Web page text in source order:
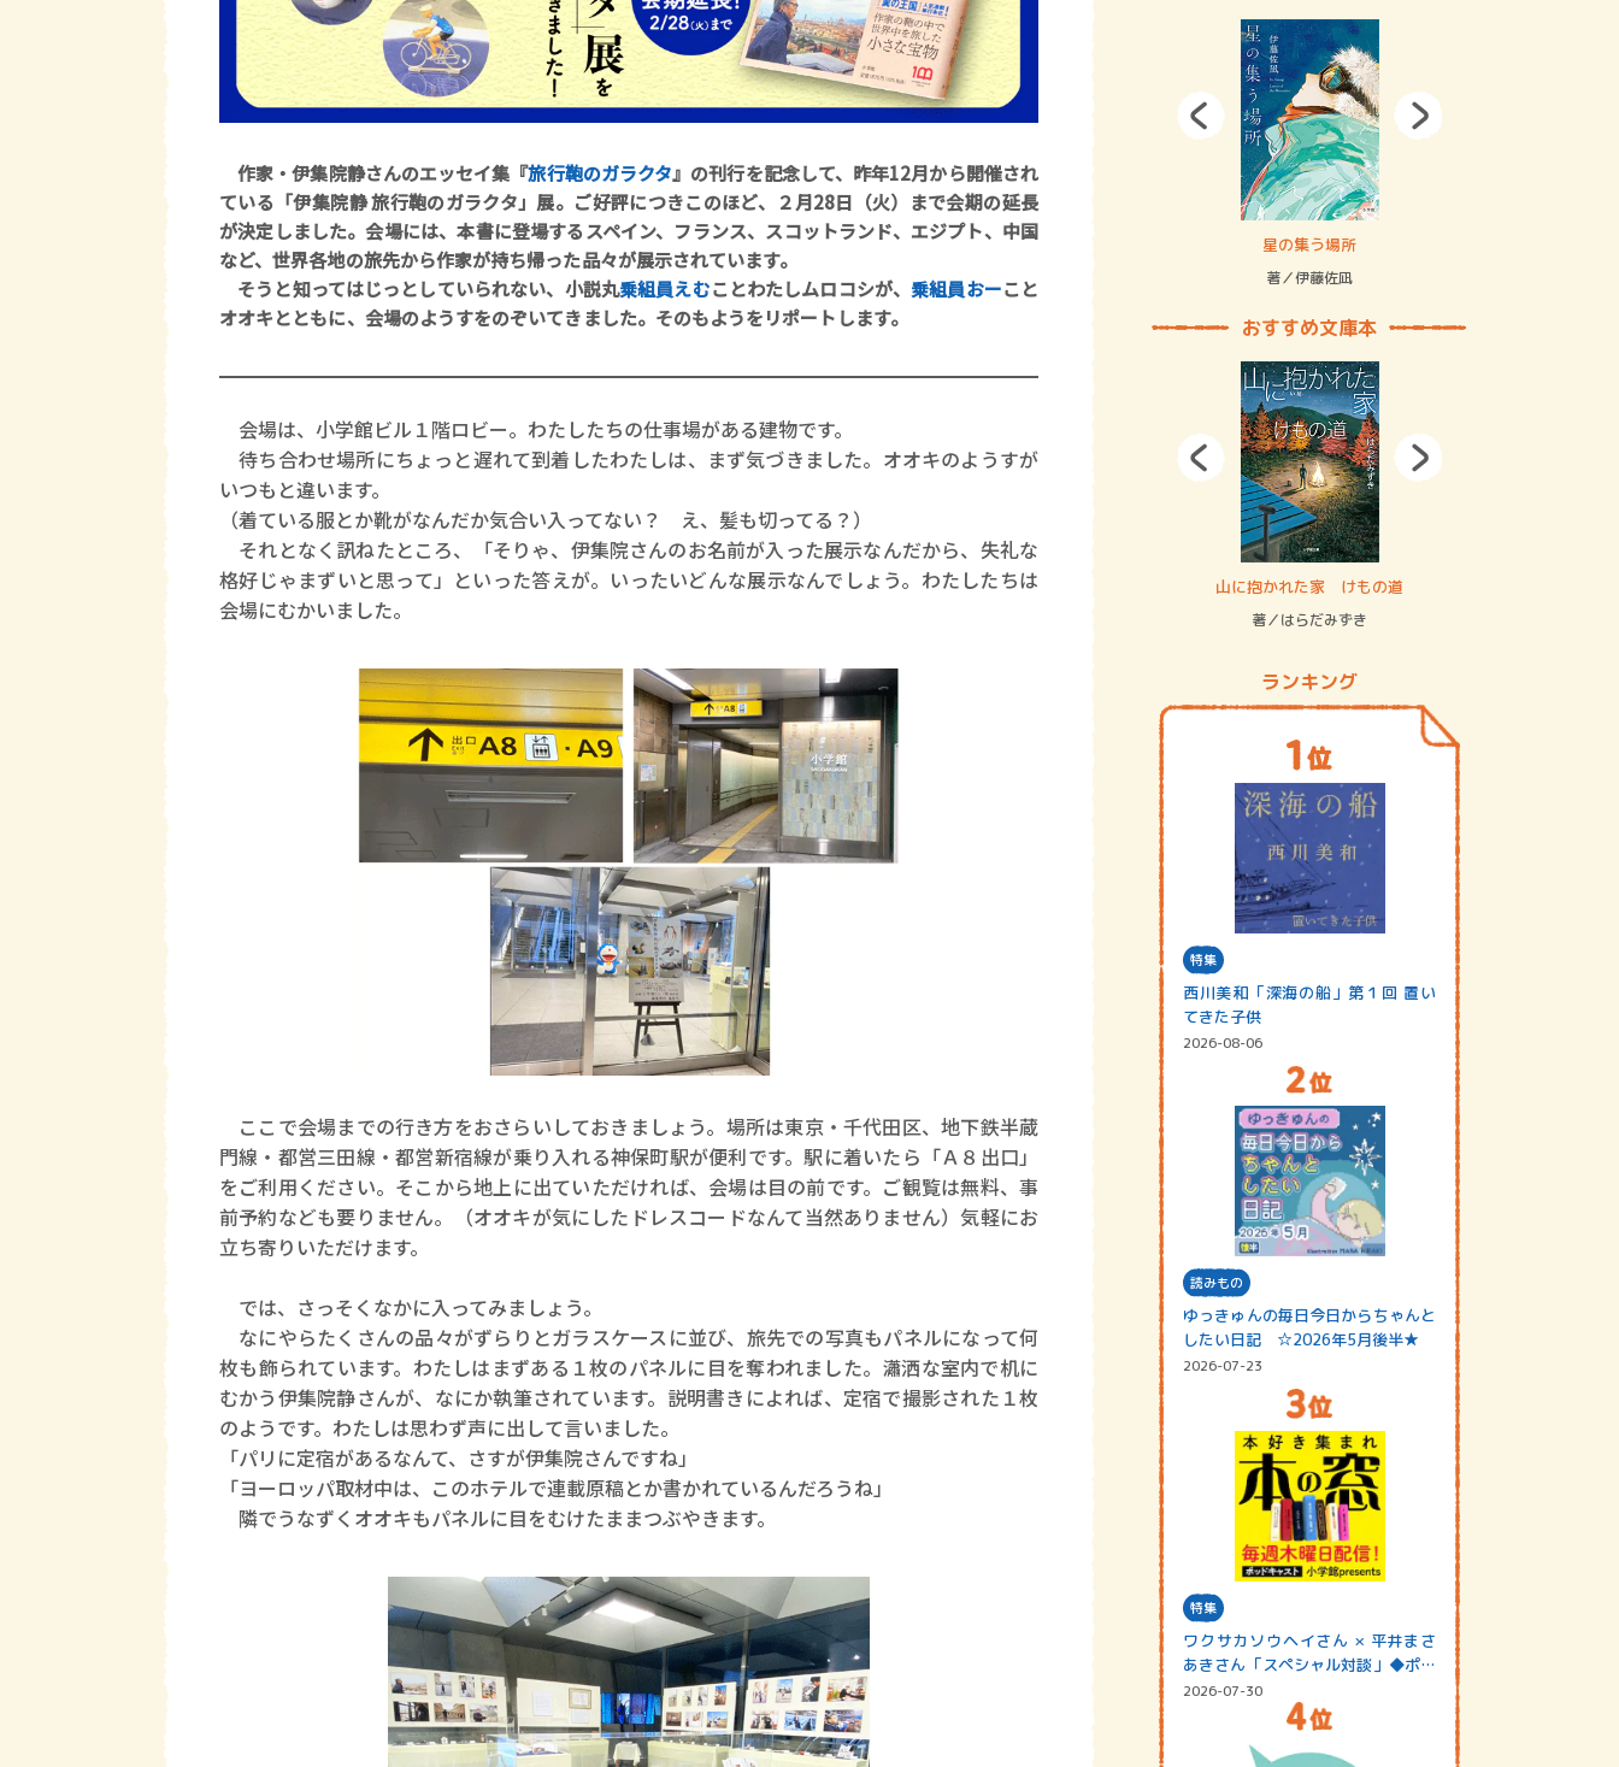
作家・伊集院静さんのエッセイ集『旅行鞄のガラクタ』の刊行を記念して、昨年12月から開催され
ている「伊集院静 旅行鞄のガラクタ」展。ご好評につきこのほど、２月28日（火）まで会期の延長
が決定しました。会場には、本書に登場するスペイン、フランス、スコットランド、エジプト、中国
など、世界各地の旅先から作家が持ち帰った品々が展示されています。
そうと知ってはじっとしていられない、小説丸乗組員えむことわたしムロコシが、 乗組員おーこと
オオキとともに、会場のようすをのぞいてきました。そのもようをリポートします。
会場は、小学館ビル１階ロビー。わたしたちの仕事場がある建物です。
待ち合わせ場所にちょっと遅れて到着したわたしは、まず気づきました。オオキのようすが
いつもと違います。
（着ている服とか靴がなんだか気合い入ってない？ え、髪も切ってる？）
それとなく訊ねたところ、「そりゃ、伊集院さんのお名前が入った展示なんだから、失礼な
格好じゃまずいと思って」といった答えが。いったいどんな展示なんでしょう。わたしたちは
会場にむかいました。
ここで会場までの行き方をおさらいしておきましょう。場所は東京・千代田区、地下鉄半蔵
門線・都営三田線・都営新宿線が乗り入れる神保町駅が便利です。駅に着いたら「Ａ８出口」
をご利用ください。そこから地上に出ていただければ、会場は目の前です。ご観覧は無料、事
前予約なども要りません。（オオキが気にしたドレスコードなんて当然ありません）気軽にお
立ち寄りいただけます。
では、さっそくなかに入ってみましょう。
なにやらたくさんの品々がずらりとガラスケースに並び、旅先での写真もパネルになって何
枚も飾られています。わたしはまずある１枚のパネルに目を奪われました。瀟洒な室内で机に
むかう伊集院静さんが、なにか執筆されています。説明書きによれば、定宿で撮影された１枚
のようです。わたしは思わず声に出して言いました。
「パリに定宿があるなんて、さすが伊集院さんですね」
「ヨーロッパ取材中は、このホテルで連載原稿とか書かれているんだろうね」
隣でうなずくオオキもパネルに目をむけたままつぶやきます。
賞金稼ぎスリーサム！ 二重拘束の…
著／川瀬七緒
星の集う場所
著／伊藤佐凪
おすすめ文庫本
ロボット・イン・ザ・システム 山に抱かれた家 けもの道
著／はらだみずき
ランキング
特集
西川美和「深海の船」第１回 置い
てきた子供
2026-08-06
読みもの
ゆっきゅんの毎日今日からちゃんと
したい日記 ☆2026年5月後半★
2026-07-23
特集
ワクサカソウヘイさん × 平井まさ
あきさん「スペシャル対談」◆ポッ
ドキャスト…
2026-07-30